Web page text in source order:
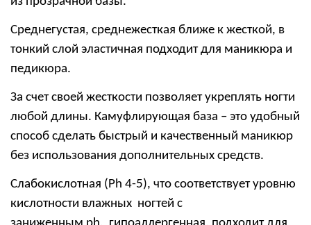
Среднегустая, среднежесткая ближе к жесткой, в
тонкий слой эластичная подходит для маникюра и
педикюра.
За счет своей жесткости позволяет укреплять ногти
любой длины. Камуфлирующая база – это удобный
способ сделать быстрый и качественный маникюр
без использования дополнительных средств.
Cлабокислотная (Ph 4-5), что соответствует уровню
кислотности влажных ногтей с